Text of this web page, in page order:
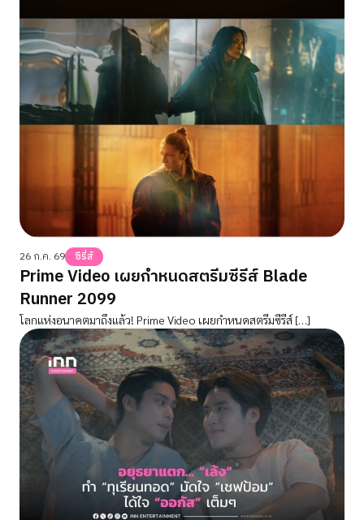
26 ก.ค. 69 ซีรี่ส์
Prime Video เผยกำหนดสตรีมซีรีส์ Blade
Runner 2099
โลกแห่งอนาคตมาถึงแล้ว! Prime Video เผยกำหนดสตรีมซีรีส์ […]